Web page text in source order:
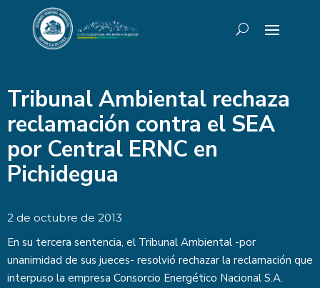
Tribunal Ambiental rechaza
reclamación contra el SEA
por Central ERNC en
Pichidegua
2 de octubre de 2013
En su tercera sentencia, el Tribunal Ambiental -por
unanimidad de sus jueces- resolvió rechazar la reclamación que
interpuso la empresa Consorcio Energético Nacional S.A.